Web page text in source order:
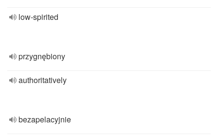
low-spirited
przygnębiony
authoritatively
bezapelacyjnie